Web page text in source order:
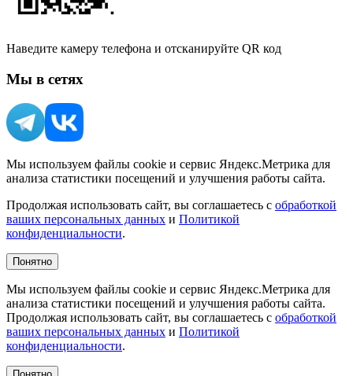
Наведите камеру телефона и отсканируйте QR код
Мы в сетях
Мы используем файлы cookie и сервис Яндекс.Метрика для
анализа статистики посещений и улучшения работы сайта.
Продолжая использовать сайт, вы соглашаетесь с обработкой
ваших персональных данных и Политикой
конфиденциальности.
Понятно
Мы используем файлы cookie и сервис Яндекс.Метрика для
анализа статистики посещений и улучшения работы сайта.
Продолжая использовать сайт, вы соглашаетесь с обработкой
ваших персональных данных и Политикой
конфиденциальности.